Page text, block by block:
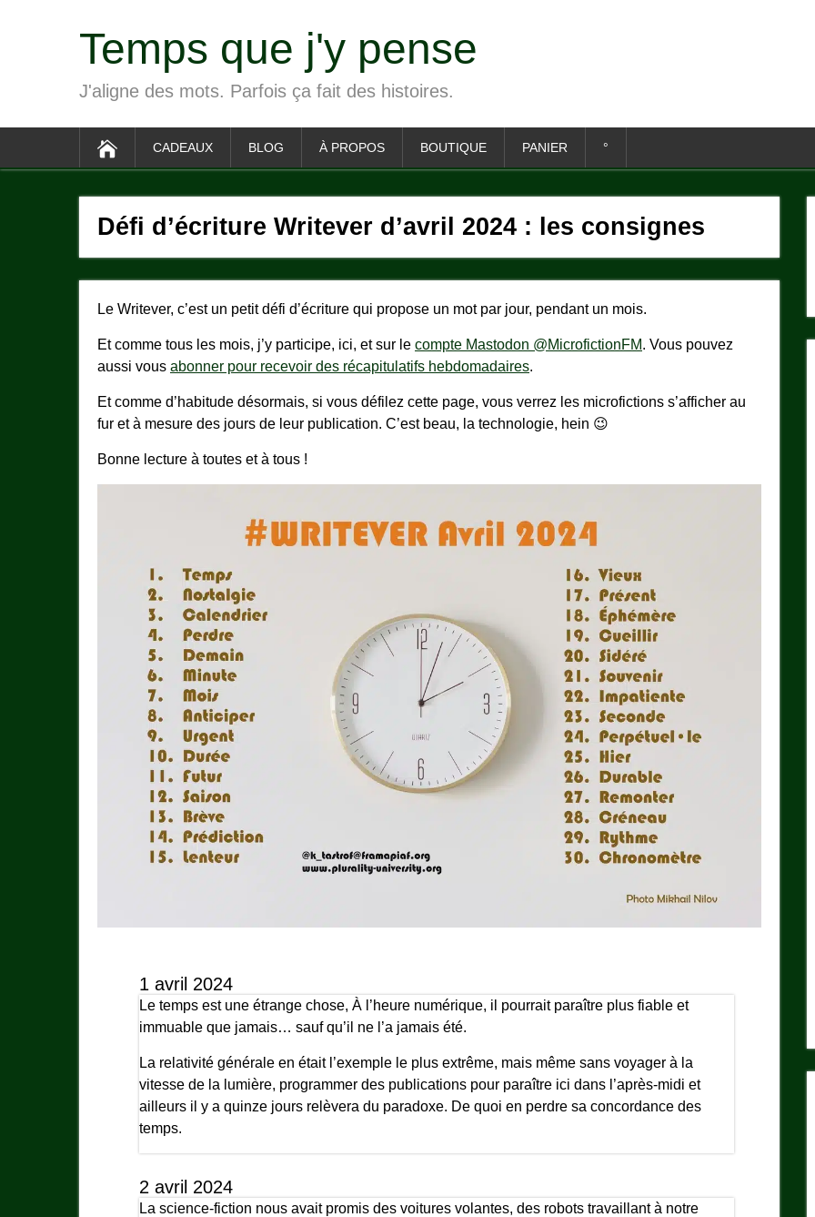
Temps que j'y pense
J'aligne des mots. Parfois ça fait des histoires.
CADEAUX BLOG À PROPOS BOUTIQUE PANIER °
Défi d’écriture Writever d’avril 2024 : les consignes
Le Writever, c’est un petit défi d’écriture qui propose un mot par jour, pendant un mois.
Et comme tous les mois, j’y participe, ici, et sur le compte Mastodon @MicrofictionFM. Vous pouvez
aussi vous abonner pour recevoir des récapitulatifs hebdomadaires.
Et comme d’habitude désormais, si vous défilez cette page, vous verrez les microfictions s’afficher au
fur et à mesure des jours de leur publication. C’est beau, la technologie, hein 😉
Bonne lecture à toutes et à tous !
1 avril 2024
Le temps est une étrange chose, À l’heure numérique, il pourrait paraître plus fiable et
immuable que jamais… sauf qu’il ne l’a jamais été.
La relativité générale en était l’exemple le plus extrême, mais même sans voyager à la
vitesse de la lumière, programmer des publications pour paraître ici dans l’après-midi et
ailleurs il y a quinze jours relèvera du paradoxe. De quoi en perdre sa concordance des
temps.
2 avril 2024
La science-fiction nous avait promis des voitures volantes, des robots travaillant à notre